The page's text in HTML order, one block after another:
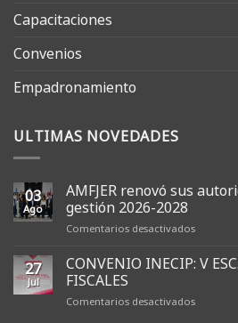
Capacitaciones
Convenios
Empadronamiento
ULTIMAS NOVEDADES
03
Ago
AMFJER renovó sus
gestión 2026-2028
Comentarios desactivadosen
renovó
sus
y
27
Jul
CONVENIO INECIP: V
FISCALES
Comentarios desactivadosen